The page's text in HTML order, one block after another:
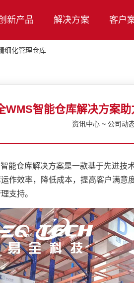
新产品 解决方案 客户
细化管理仓库
WMS智能仓库解决方案
资讯中心 ~ 公司动
仓库解决方案是一款基于先进技
作效率，降低成本，提高客户满意
支持。